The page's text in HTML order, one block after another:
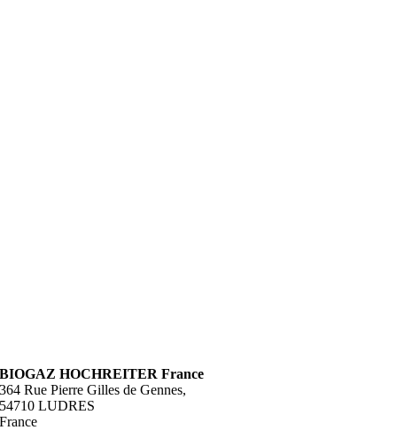
BIOGAZ HOCHREITER France
364 Rue Pierre Gilles de Gennes,
54710 LUDRES
France